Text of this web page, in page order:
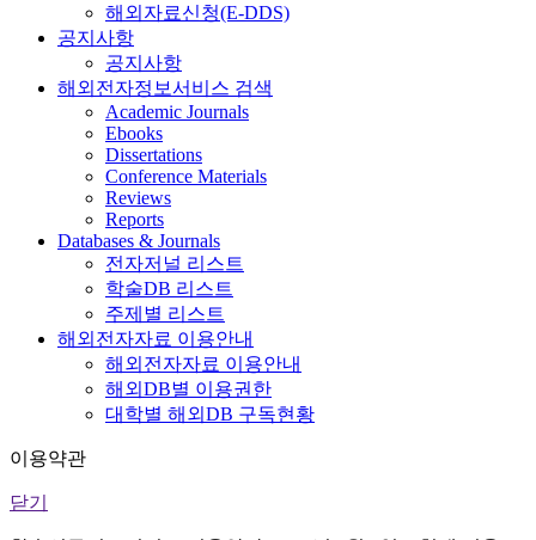
해외자료신청(E-DDS)
공지사항
공지사항
해외전자정보서비스 검색
Academic Journals
Ebooks
Dissertations
Conference Materials
Reviews
Reports
Databases & Journals
전자저널 리스트
학술DB 리스트
주제별 리스트
해외전자자료 이용안내
해외전자자료 이용안내
해외DB별 이용권한
대학별 해외DB 구독현황
이용약관
닫기